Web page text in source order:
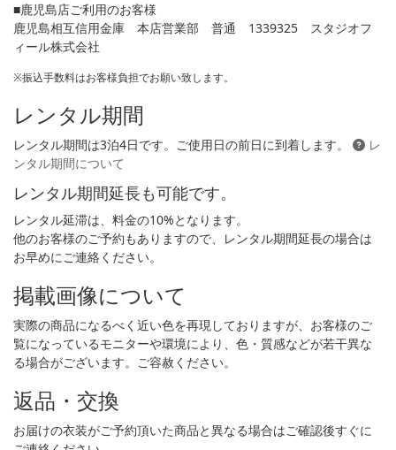
■鹿児島店ご利用のお客様
鹿児島相互信用金庫 本店営業部 普通 1339325 スタジオフ
ィール株式会社
※振込手数料はお客様負担でお願い致します。
レンタル期間
レンタル期間は3泊4日です。ご使用日の前日に到着します。
レ
ンタル期間について
レンタル期間延長も可能です。
レンタル延滞は、料金の10%となります。
他のお客様のご予約もありますので、レンタル期間延長の場合は
お早めにご連絡ください。
掲載画像について
実際の商品になるべく近い色を再現しておりますが、お客様のご
覧になっているモニターや環境により、色・質感などが若干異な
る場合がございます。ご容赦ください。
返品・交換
お届けの衣装がご予約頂いた商品と異なる場合はご確認後すぐに